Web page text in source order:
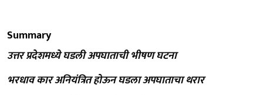
Summary
उत्तर प्रदेशमध्ये घडली अपघाताची भीषण घटना
भरधाव कार अनियंत्रित होऊन घडला अपघाताचा थरार